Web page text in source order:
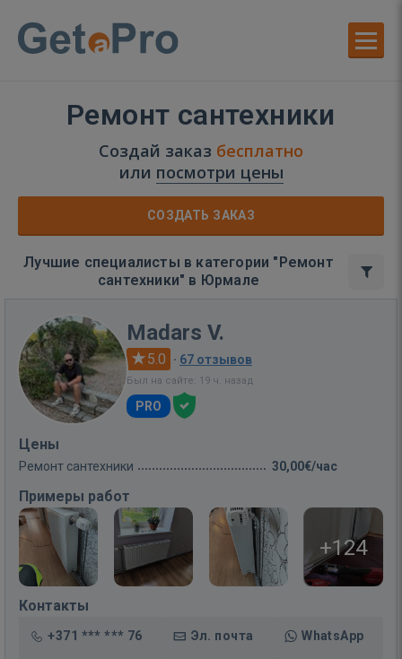
Ремонт сантехники
Создай заказ бесплатно
или посмотри цены
СОЗДАТЬ ЗАКАЗ
Лучшие специалисты в категории "Ремонт
сантехники" в Юрмале
Madars V.
5.0 · 67 отзывов
Был на сайте: 19 ч. назад
PRO
Цены
Ремонт сантехники 30,00€/час
Примеры работ
+124
Контакты
+371 *** *** 76 Эл. почта WhatsApp